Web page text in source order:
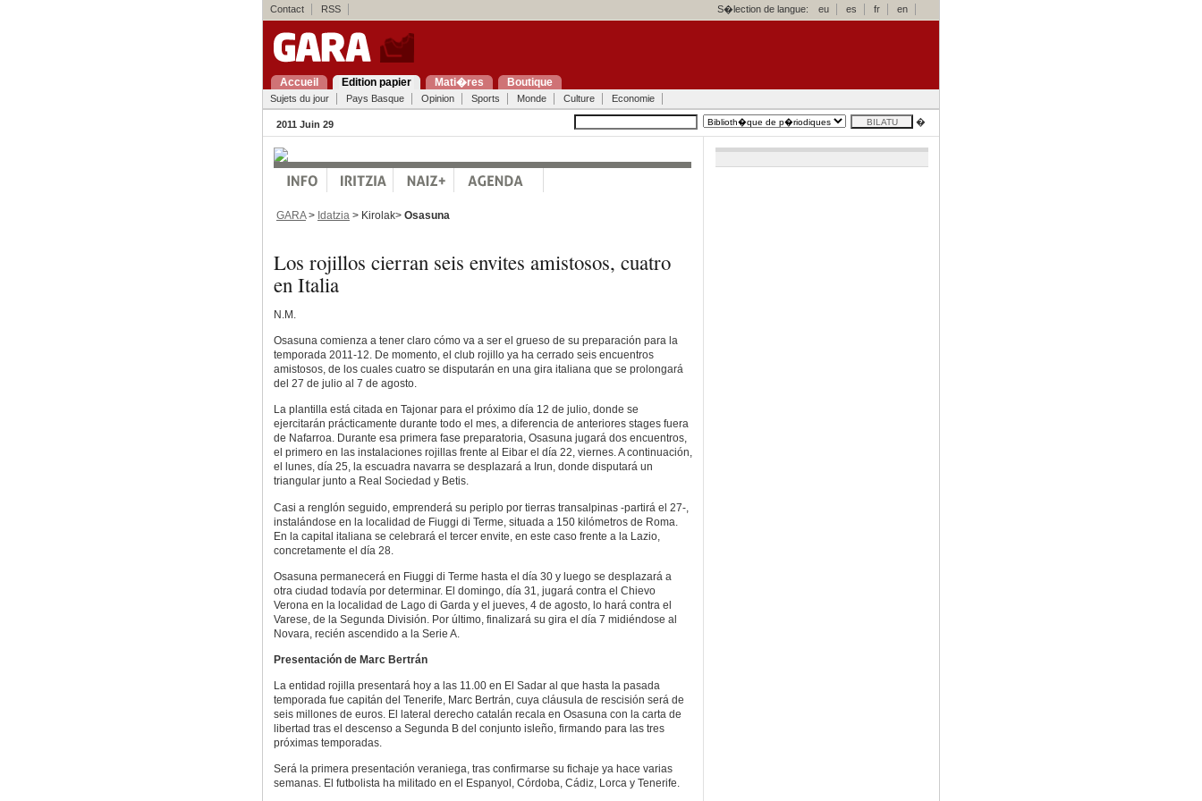
Contact RSS S�lection de langue: eu es fr en
Accueil Edition papier Mati�res Boutique
Sujets du jour Pays Basque Opinion Sports Monde Culture Economie
2011 Juin 29 �
GARA> Idatzia > Kirolak> Osasuna
Los rojillos cierran seis envites amistosos, cuatro
en Italia
N.M.
Osasuna comienza a tener claro cómo va a ser el grueso de su preparación para la
temporada 2011-12. De momento, el club rojillo ya ha cerrado seis encuentros
amistosos, de los cuales cuatro se disputarán en una gira italiana que se prolongará
del 27 de julio al 7 de agosto.
La plantilla está citada en Tajonar para el próximo día 12 de julio, donde se
ejercitarán prácticamente durante todo el mes, a diferencia de anteriores stages fuera
de Nafarroa. Durante esa primera fase preparatoria, Osasuna jugará dos encuentros,
el primero en las instalaciones rojillas frente al Eibar el día 22, viernes. A continuación,
el lunes, día 25, la escuadra navarra se desplazará a Irun, donde disputará un
triangular junto a Real Sociedad y Betis.
Casi a renglón seguido, emprenderá su periplo por tierras transalpinas -partirá el 27-,
instalándose en la localidad de Fiuggi di Terme, situada a 150 kilómetros de Roma.
En la capital italiana se celebrará el tercer envite, en este caso frente a la Lazio,
concretamente el día 28.
Osasuna permanecerá en Fiuggi di Terme hasta el día 30 y luego se desplazará a
otra ciudad todavía por determinar. El domingo, día 31, jugará contra el Chievo
Verona en la localidad de Lago di Garda y el jueves, 4 de agosto, lo hará contra el
Varese, de la Segunda División. Por último, finalizará su gira el día 7 midiéndose al
Novara, recién ascendido a la Serie A.
Presentación de Marc Bertrán
La entidad rojilla presentará hoy a las 11.00 en El Sadar al que hasta la pasada
temporada fue capitán del Tenerife, Marc Bertrán, cuya cláusula de rescisión será de
seis millones de euros. El lateral derecho catalán recala en Osasuna con la carta de
libertad tras el descenso a Segunda B del conjunto isleño, firmando para las tres
próximas temporadas.
Será la primera presentación veraniega, tras confirmarse su fichaje ya hace varias
semanas. El futbolista ha militado en el Espanyol, Córdoba, Cádiz, Lorca y Tenerife.